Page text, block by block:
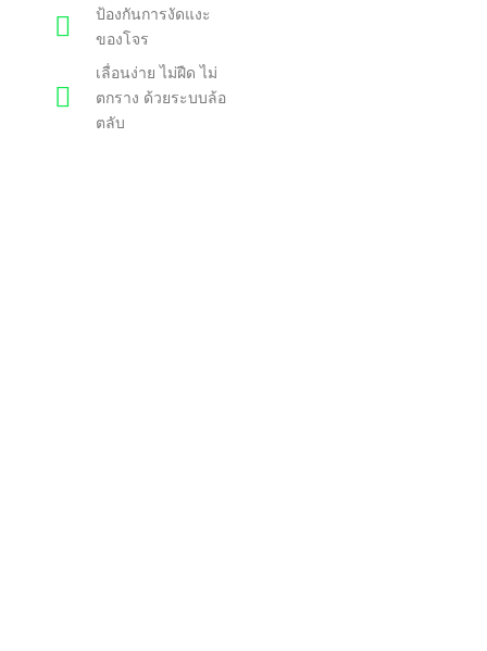
ป้องกันการงัดแงะ
ของโจร
เลื่อนง่าย ไม่ฝืด ไม่
ตกราง ด้วยระบบล้อ
ตลับ